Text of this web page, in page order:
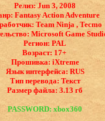
Релиз: Jun 3, 2008
Fantasy Action Adventure
Team Ninja , Tecmo
Microsoft Game
Регион: PAL
Возраст: 17+
Прошивка: iXtreme
Язык интерфейса: ​RUS
Тип перевода: Текст
Размер файла: 3.13 гб
PASSWORD: xbox360